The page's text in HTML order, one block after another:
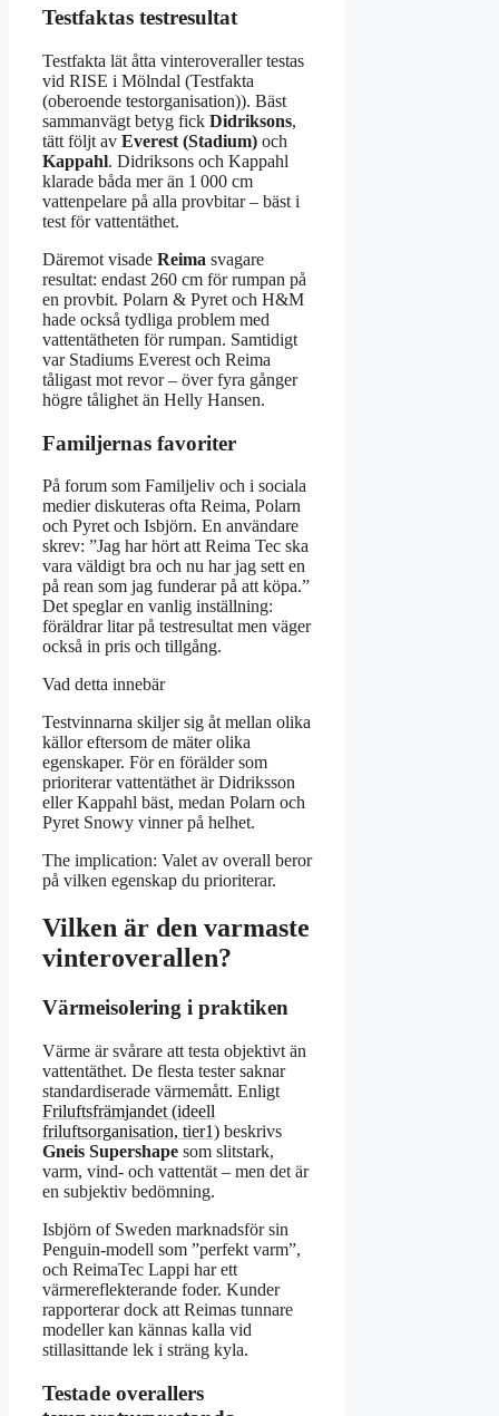
Testfaktas testresultat
Testfakta lät åtta vinteroveraller testas
vid RISE i Mölndal (Testfakta
(oberoende testorganisation)). Bäst
sammanvägt betyg fick Didriksons,
tätt följt av Everest (Stadium) och
Kappahl. Didriksons och Kappahl
klarade båda mer än 1 000 cm
vattenpelare på alla provbitar – bäst i
test för vattentäthet.
Däremot visade Reima svagare
resultat: endast 260 cm för rumpan på
en provbit. Polarn & Pyret och H&M
hade också tydliga problem med
vattentätheten för rumpan. Samtidigt
var Stadiums Everest och Reima
tåligast mot revor – över fyra gånger
högre tålighet än Helly Hansen.
Familjernas favoriter
På forum som Familjeliv och i sociala
medier diskuteras ofta Reima, Polarn
och Pyret och Isbjörn. En användare
skrev: ”Jag har hört att Reima Tec ska
vara väldigt bra och nu har jag sett en
på rean som jag funderar på att köpa.”
Det speglar en vanlig inställning:
föräldrar litar på testresultat men väger
också in pris och tillgång.
Vad detta innebär
Testvinnarna skiljer sig åt mellan olika
källor eftersom de mäter olika
egenskaper. För en förälder som
prioriterar vattentäthet är Didriksson
eller Kappahl bäst, medan Polarn och
Pyret Snowy vinner på helhet.
The implication: Valet av overall beror
på vilken egenskap du prioriterar.
Vilken är den varmaste
vinteroverallen?
Värmeisolering i praktiken
Värme är svårare att testa objektivt än
vattentäthet. De flesta tester saknar
standardiserade värmemått. Enligt
Friluftsfrämjandet (ideell
friluftsorganisation, tier1) beskrivs
Gneis Supershape som slitstark,
varm, vind- och vattentät – men det är
en subjektiv bedömning.
Isbjörn of Sweden marknadsför sin
Penguin-modell som ”perfekt varm”,
och ReimaTec Lappi har ett
värmereflekterande foder. Kunder
rapporterar dock att Reimas tunnare
modeller kan kännas kalla vid
stillasittande lek i sträng kyla.
Testade overallers